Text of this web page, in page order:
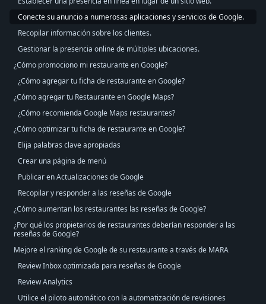
Conecte su anuncio a numerosas aplicaciones y servicios de Google.
Recopilar información sobre los clientes.
Gestionar la presencia online de múltiples ubicaciones.
¿Cómo promociono mi restaurante en Google?
¿Cómo agregar tu ficha de restaurante en Google?
¿Cómo agregar tu Restaurante en Google Maps?
¿Cómo recomienda Google Maps restaurantes?
¿Cómo optimizar tu ficha de restaurante en Google?
Elija palabras clave apropiadas
Crear una página de menú
Publicar en Actualizaciones de Google
Recopilar y responder a las reseñas de Google
¿Cómo aumentan los restaurantes las reseñas de Google?
¿Por qué los propietarios de restaurantes deberían responder a las
reseñas de Google?
Mejore el ranking de Google de su restaurante a través de MARA
Review Inbox optimizada para reseñas de Google
Review Analytics
Utilice el piloto automático con la automatización de revisiones